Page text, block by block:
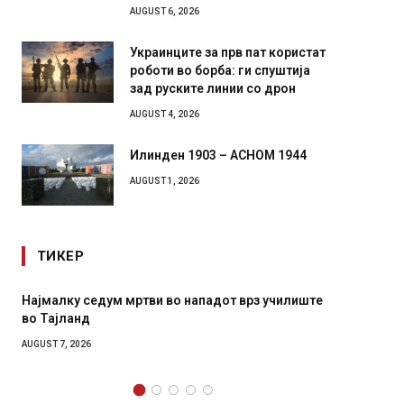
AUGUST 6, 2026
Украинците за прв пат користат
роботи во борба: ги спуштија
зад руските линии со дрон
AUGUST 4, 2026
Илинден 1903 – АСНОМ 1944
AUGUST 1, 2026
ТИКЕР
Најмалку седум мртви во нападот врз училиште
во Тајланд
AUGUST 7, 2026